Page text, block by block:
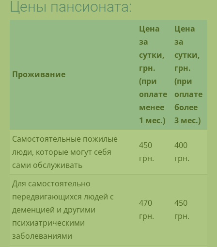
Цены пансионата:
Проживание
Цена
за
сутки,
грн.
(при
оплате
менее
1 мес.)
Цена
за
сутки,
грн.
(при
оплате
более
3 мес.)
Самостоятельные пожилые
люди, которые могут себя
сами обслуживать
450
грн.
400
грн.
Для самостоятельно
передвигающихся людей с
деменцией и другими
психиатрическими
заболеваниями
470
грн.
450
грн.